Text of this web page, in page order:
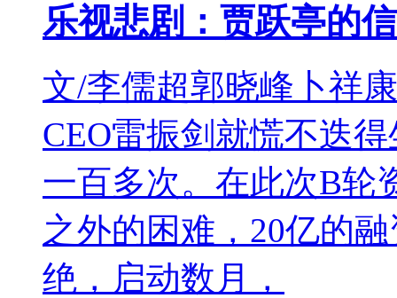
乐视悲剧：贾跃亭的
文/李儒超郭晓峰卜祥
CEO雷振剑就慌不迭
一百多次。在此次B轮
之外的困难，20亿的
绝，启动数月，